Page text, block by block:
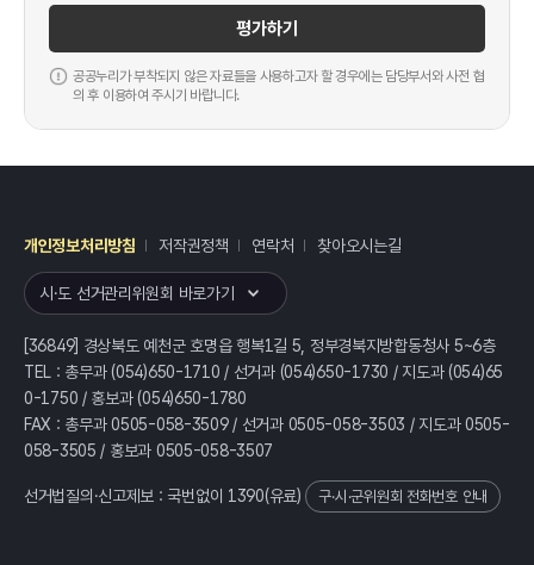
평가하기
공공누리가 부착되지 않은 자료들을 사용하고자 할 경우에는 담당부서와 사전 협
의 후 이용하여 주시기 바랍니다.
개인정보처리방침 저작권정책 연락처 찾아오시는길
시·도 선거관리위원회 바로가기
[36849] 경상북도 예천군 호명읍 행복1길 5, 정부경북지방합동청사 5~6층
TEL : 총무과 (054)650-1710 / 선거과 (054)650-1730 / 지도과 (054)65
0-1750 / 홍보과 (054)650-1780
FAX : 총무과 0505-058-3509 / 선거과 0505-058-3503 / 지도과 0505-
058-3505 / 홍보과 0505-058-3507
선거법질의·신고제보 : 국번없이 1390(유료) 구·시·군위원회 전화번호 안내